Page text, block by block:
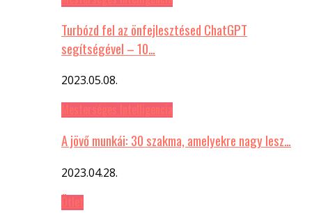
Turbózd fel az önfejlesztésed ChatGPT
segítségével – 10…
2023.05.08.
A jövő munkái: 30 szakma, amelyekre nagy lesz…
2023.04.28.